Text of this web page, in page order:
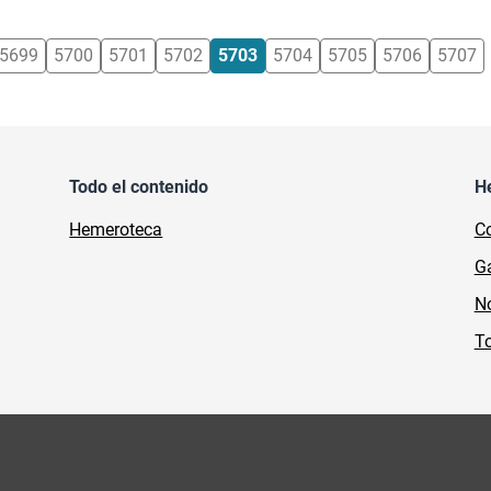
5700 5701 5702 5703 5704 5705 5706 5707
Todo el contenido
Hemeroteca